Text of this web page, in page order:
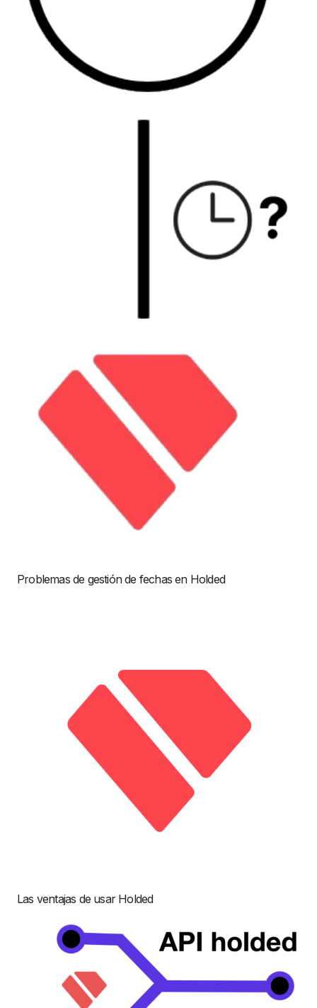
Problemas de gestión de fechas en Holded
Las ventajas de usar Holded